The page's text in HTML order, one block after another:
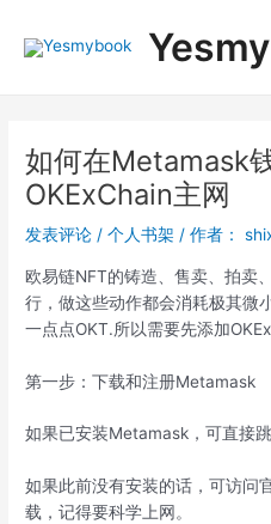
如何在Metamask
OKExChain主网
发表评论 /个人书架 / 作者：
欧易链NFT的铸造、售卖、拍卖
行，做这些动作都会消耗极其微
一点点OKT.所以需要先添加
第一步：下载和注册Metamask
如果已安装Metamask，可直接跳
如果此前没有安装的话，可访问
载，记得要科学上网。
navigation